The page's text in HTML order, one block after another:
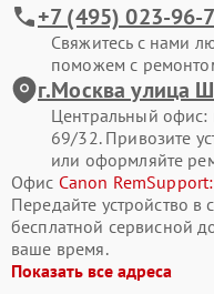
+7 (495) 023-96-
Свяжитесь с нами
поможем с
г.Москва улица
Центральный офис:
69/32. Привозите
или оформляйте
Офис Canon
Передайте устройство в
бесплатной сервисной
ваше время.
Показать все адреса